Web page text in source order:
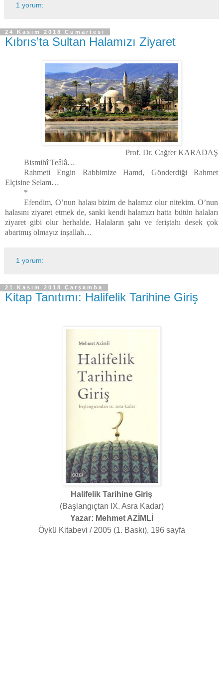
1 yorum:
24 Kasım 2018 Cumartesi
Kıbrıs’ta Sultan Halamızı Ziyaret
Prof. Dr. Cağfer KARADAŞ
Bismihî Teâlâ…
Rahmeti Engin Rabbimize Hamd, Gönderdiği Rahmet
Elçisine Selam…
*
Efendim, O’nun halası bizim de halamız olur nitekim. O’nun
halasını ziyaret etmek de, sanki kendi halamızı hatta bütün halaları
ziyaret gibi olur herhalde. Halaların şahı ve feriştahı desek çok
abartmış olmayız inşallah…
1 yorum:
21 Kasım 2018 Çarşamba
Kitap Tanıtımı: Halifelik Tarihine Giriş
Halifelik Tarihine Giriş
(Başlangıçtan IX. Asra Kadar)
Yazar: Mehmet AZİMLİ
Öykü Kitabevi / 2005 (1. Baskı), 196 sayfa